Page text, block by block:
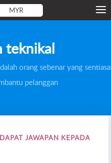
MYR
teknikal
orang sebenar yang sentiasa
pelanggan
JAWAPAN KEPADA